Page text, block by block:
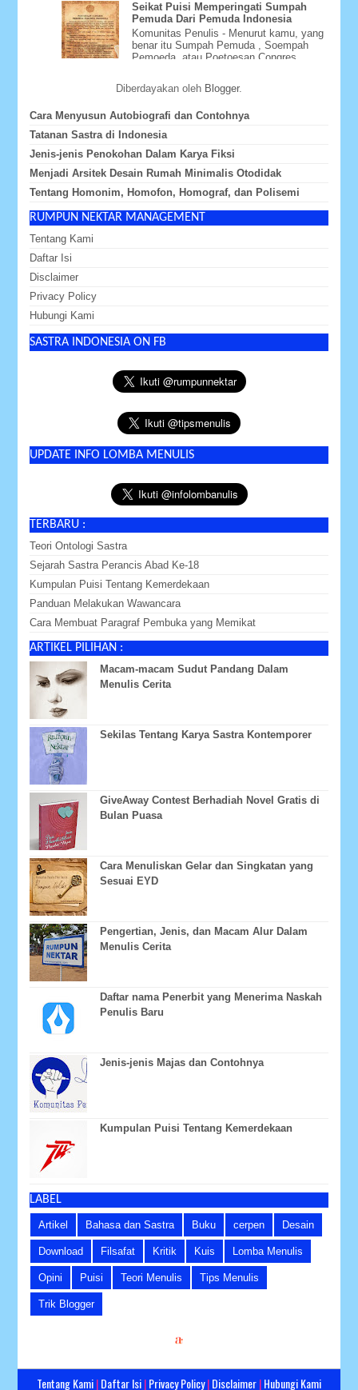
Seikat Puisi Memperingati Sumpah
Pemuda Dari Pemuda Indonesia
Komunitas Penulis - Menurut kamu, yang
benar itu Sumpah Pemuda , Soempah
Pemoeda, atau Poetoesan Congres
Diberdayakan oleh Blogger.
Cara Menyusun Autobiografi dan Contohnya
Tatanan Sastra di Indonesia
Jenis-jenis Penokohan Dalam Karya Fiksi
Menjadi Arsitek Desain Rumah Minimalis Otodidak
Tentang Homonim, Homofon, Homograf, dan Polisemi
RUMPUN NEKTAR MANAGEMENT
Tentang Kami
Daftar Isi
Disclaimer
Privacy Policy
Hubungi Kami
SASTRA INDONESIA ON FB
UPDATE INFO LOMBA MENULIS
TERBARU :
Teori Ontologi Sastra
Sejarah Sastra Perancis Abad Ke-18
Kumpulan Puisi Tentang Kemerdekaan
Panduan Melakukan Wawancara
Cara Membuat Paragraf Pembuka yang Memikat
ARTIKEL PILIHAN :
Macam-macam Sudut Pandang Dalam
Menulis Cerita
Sekilas Tentang Karya Sastra Kontemporer
GiveAway Contest Berhadiah Novel Gratis di
Bulan Puasa
Cara Menuliskan Gelar dan Singkatan yang
Sesuai EYD
Pengertian, Jenis, dan Macam Alur Dalam
Menulis Cerita
Daftar nama Penerbit yang Menerima Naskah
Penulis Baru
Jenis-jenis Majas dan Contohnya
Kumpulan Puisi Tentang Kemerdekaan
LABEL
Artikel Bahasa dan Sastra Buku cerpen Desain
Download Filsafat Kritik Kuis Lomba Menulis
Opini Puisi Teori Menulis Tips Menulis
Trik Blogger
Tentang Kami|Daftar Isi|Privacy Policy|Disclaimer|Hubungi Kami